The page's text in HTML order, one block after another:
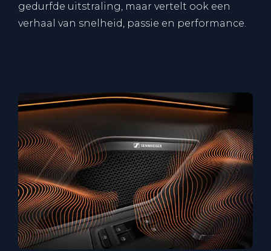
gedurfde uitstraling, maar vertelt ook een
verhaal van snelheid, passie en performance.